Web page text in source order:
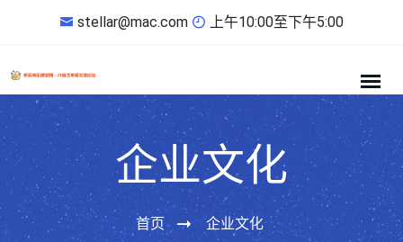
stellar@mac.com 上午10:00至下午5:00
企业文化
首页 企业文化